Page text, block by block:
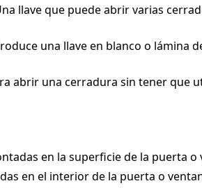
llave que puede abrir varias
una llave en blanco o lámina
abrir una cerradura sin tener que
en la superficie de la puerta
en el interior de la puerta o